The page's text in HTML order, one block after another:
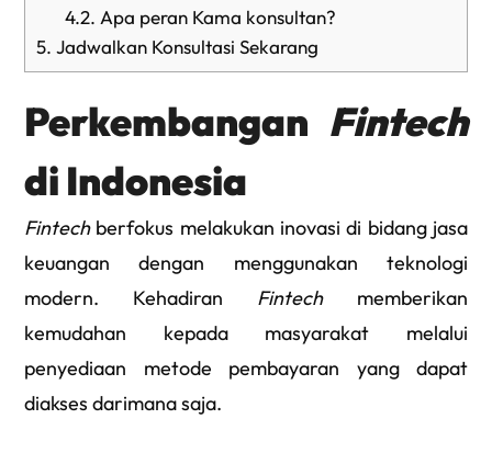
4.2. Apa peran Kama konsultan?
5. Jadwalkan Konsultasi Sekarang
Perkembangan Fintech
di Indonesia
Fintechberfokus melakukan inovasi di bidang jasa
keuangan dengan menggunakan teknologi
modern. Kehadiran Fintechmemberikan
kemudahan kepada masyarakat melalui
penyediaan metode pembayaran yang dapat
diakses darimana saja.